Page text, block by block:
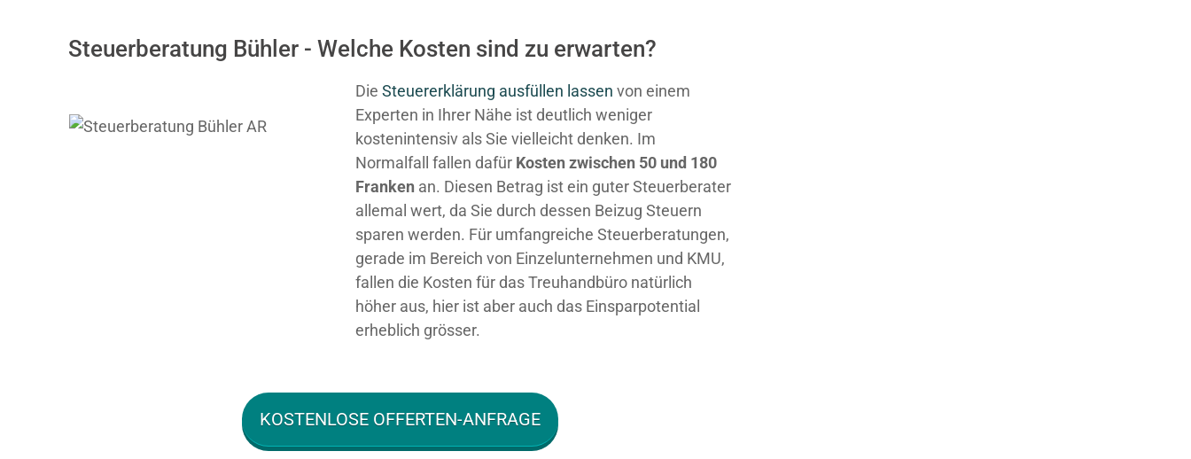
Steuerberatung Bühler - Welche Kosten sind zu erwarten?
Die Steuererklärung ausfüllen lassen von einem
Experten in Ihrer Nähe ist deutlich weniger
kostenintensiv als Sie vielleicht denken. Im
Normalfall fallen dafür Kosten zwischen 50 und 180
Franken an. Diesen Betrag ist ein guter Steuerberater
allemal wert, da Sie durch dessen Beizug Steuern
sparen werden. Für umfangreiche Steuerberatungen,
gerade im Bereich von Einzelunternehmen und KMU,
fallen die Kosten für das Treuhandbüro natürlich
höher aus, hier ist aber auch das Einsparpotential
erheblich grösser.
KOSTENLOSE OFFERTEN-ANFRAGE